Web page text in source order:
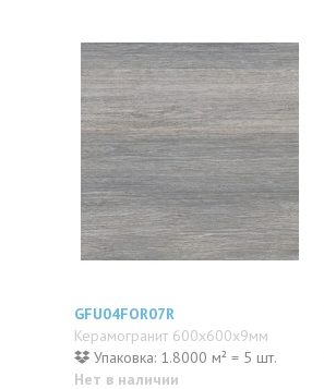
GFU04FOR07R
Керамогранит 600x600x9мм
Упаковка: 1.8000 м² = 5 шт.
Нет в наличии